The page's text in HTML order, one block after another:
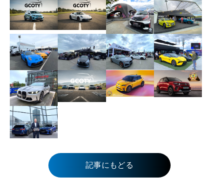
記事にもどる